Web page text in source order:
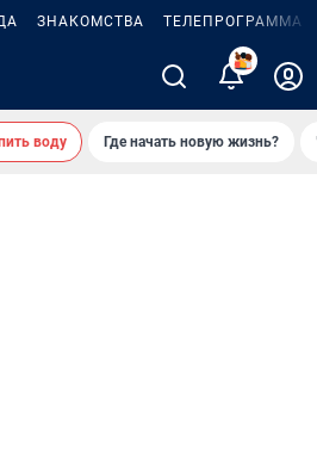
ЗНАКОМСТВА ТЕЛЕПРОГРАММА
2
воду Где начать новую жизнь?